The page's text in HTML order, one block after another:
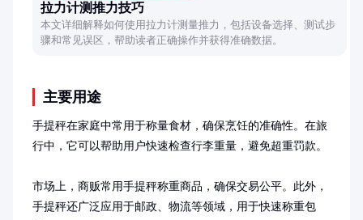
拉力计测推力技巧
本文详细解释如何使用拉力计测量推力，包括设备选择、测试步
骤和常见误区，帮助读者正确操作并获得准确数据。
主要用途
手提秤在家庭中常用于称量食材，确保烹饪的准确性。在旅
行中，它可以帮助用户快速检查行李重量，避免超重罚款。
市场上，商贩常用手提秤称重商品，确保交易公平。此外，
手提秤还广泛应用于邮政、物流等领域，用于快速称重包